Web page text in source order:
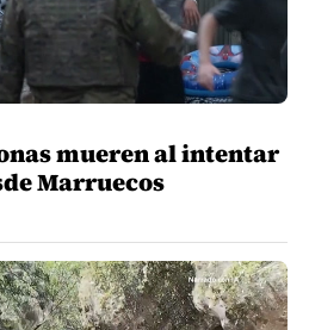
mueren al intentar
Marruecos